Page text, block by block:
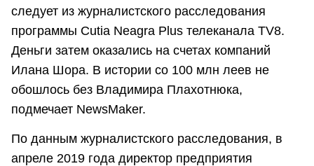
следует из журналистского расследования
программы Cutia Neagra Plus телеканала TV8.
Деньги затем оказались на счетах компаний
Илана Шора. В истории со 100 млн леев не
обошлось без Владимира Плахотнюка,
подмечает NewsMaker.
По данным журналистского расследования, в
апреле 2019 года директор предприятия